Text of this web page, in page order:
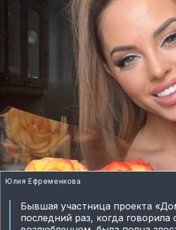
Юлия Ефременкова
Бывшая участница проекта
последний раз, когда говорила